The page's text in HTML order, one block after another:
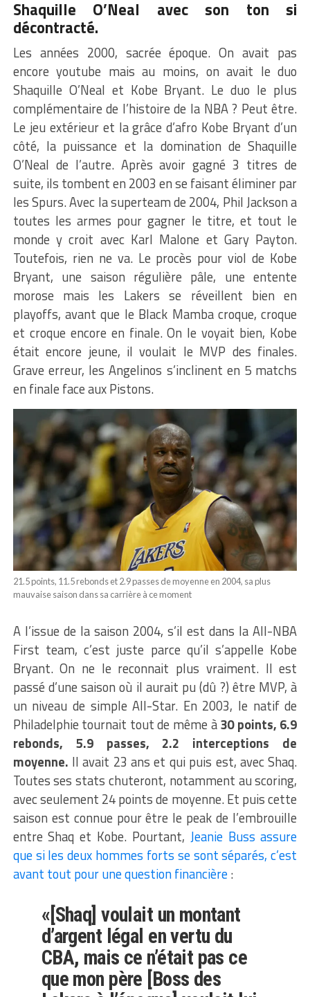
Shaquille O’Neal avec son ton si
décontracté.
Les années 2000, sacrée époque. On avait pas
encore youtube mais au moins, on avait le duo
Shaquille O’Neal et Kobe Bryant. Le duo le plus
complémentaire de l’histoire de la NBA ? Peut être.
Le jeu extérieur et la grâce d’afro Kobe Bryant d’un
côté, la puissance et la domination de Shaquille
O’Neal de l’autre. Après avoir gagné 3 titres de
suite, ils tombent en 2003 en se faisant éliminer par
les Spurs. Avec la superteam de 2004, Phil Jackson a
toutes les armes pour gagner le titre, et tout le
monde y croit avec Karl Malone et Gary Payton.
Toutefois, rien ne va. Le procès pour viol de Kobe
Bryant, une saison régulière pâle, une entente
morose mais les Lakers se réveillent bien en
playoffs, avant que le Black Mamba croque, croque
et croque encore en finale. On le voyait bien, Kobe
était encore jeune, il voulait le MVP des finales.
Grave erreur, les Angelinos s’inclinent en 5 matchs
en finale face aux Pistons.
21.5 points, 11.5 rebonds et 2.9 passes de moyenne en 2004, sa plus
mauvaise saison dans sa carrière à ce moment
A l’issue de la saison 2004, s’il est dans la All-NBA
First team, c’est juste parce qu’il s’appelle Kobe
Bryant. On ne le reconnait plus vraiment. Il est
passé d’une saison où il aurait pu (dû ?) être MVP, à
un niveau de simple All-Star. En 2003, le natif de
Philadelphie tournait tout de même à30 points, 6.9
rebonds, 5.9 passes, 2.2 interceptions de
moyenne. Il avait 23 ans et qui puis est, avec Shaq.
Toutes ses stats chuteront, notamment au scoring,
avec seulement 24 points de moyenne. Et puis cette
saison est connue pour être le peak de l’embrouille
entre Shaq et Kobe. Pourtant, Jeanie Buss assure
que si les deux hommes forts se sont séparés, c’est
avant tout pour une question financière:
«[Shaq] voulait un montant
d’argent légal en vertu du
CBA, mais ce n’était pas ce
que mon père [Boss des